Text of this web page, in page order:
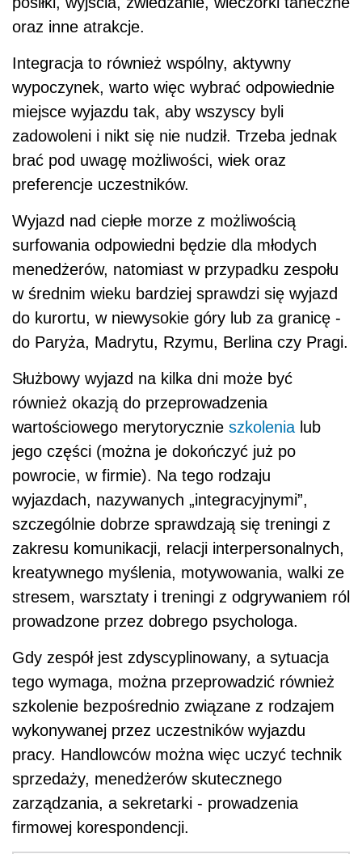
oraz inne atrakcje.
Integracja to również wspólny, aktywny
wypoczynek, warto więc wybrać odpowiednie
miejsce wyjazdu tak, aby wszyscy byli
zadowoleni i nikt się nie nudził. Trzeba jednak
brać pod uwagę możliwości, wiek oraz
preferencje uczestników.
Wyjazd nad ciepłe morze z możliwością
surfowania odpowiedni będzie dla młodych
menedżerów, natomiast w przypadku zespołu
w średnim wieku bardziej sprawdzi się wyjazd
do kurortu, w niewysokie góry lub za granicę -
do Paryża, Madrytu, Rzymu, Berlina czy Pragi.
Służbowy wyjazd na kilka dni może być
również okazją do przeprowadzenia
wartościowego merytorycznie szkolenia lub
jego części (można je dokończyć już po
powrocie, w firmie). Na tego rodzaju
wyjazdach, nazywanych „integracyjnymi”,
szczególnie dobrze sprawdzają się treningi z
zakresu komunikacji, relacji interpersonalnych,
kreatywnego myślenia, motywowania, walki ze
stresem, warsztaty i treningi z odgrywaniem ról
prowadzone przez dobrego psychologa.
Gdy zespół jest zdyscyplinowany, a sytuacja
tego wymaga, można przeprowadzić również
szkolenie bezpośrednio związane z rodzajem
wykonywanej przez uczestników wyjazdu
pracy. Handlowców można więc uczyć technik
sprzedaży, menedżerów skutecznego
zarządzania, a sekretarki - prowadzenia
firmowej korespondencji.